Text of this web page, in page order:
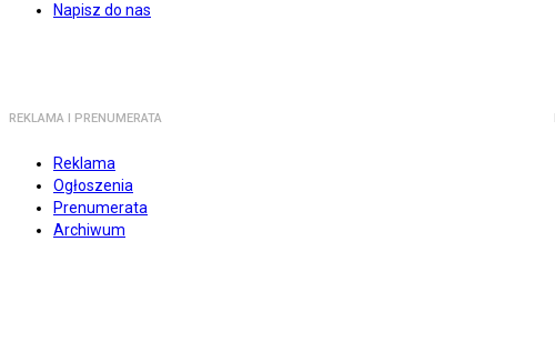
Napisz do nas
REKLAMA I PRENUMERATA
Reklama
Ogłoszenia
Prenumerata
Archiwum